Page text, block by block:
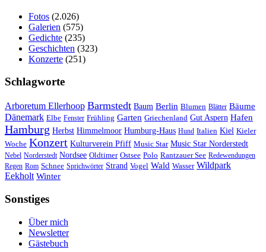
Fotos (2.026)
Galerien (575)
Gedichte (235)
Geschichten (323)
Konzerte (251)
Schlagworte
Arboretum Ellerhoop Barmstedt Baum Berlin Blumen Blätter Bäume
Dänemark Elbe Fenster Frühling Garten Griechenland Gut Aspern Hafen
Hamburg Herbst Himmelmoor Humburg-Haus Hund Italien Kiel Kieler
Woche Konzert Kulturverein Pfiff Music Star Music Star Norderstedt
Nebel Norderstedt Nordsee Oldtimer Ostsee Polo Rantzauer See Redewendungen
Regen Rom Schnee Sprichwörter Strand Vogel Wald Wasser Wildpark
Eekholt Winter
Sonstiges
Über mich
Newsletter
Gästebuch